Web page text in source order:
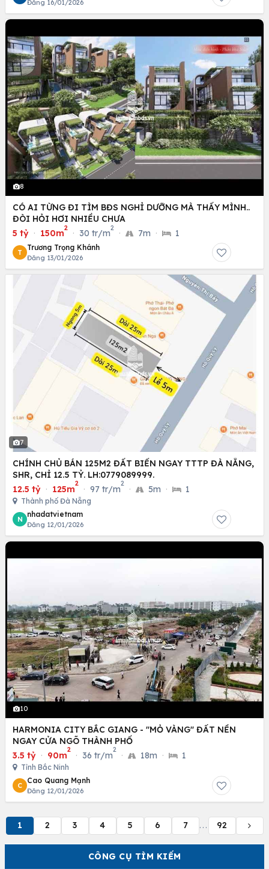
CÔNG CỤ TÌM KIẾM
Đăng 16/01/2026
8
CÓ AI TỪNG ĐI TÌM BĐS NGHỈ DƯỠNG MÀ THẤY MÌNH..
ĐÒI HỎI HƠI NHIỀU CHƯA
5 tỷ · 150m
2
· 30 tr/m
2
· 7m · 1
T
Trương Trọng Khánh
Đăng 13/01/2026
7
CHÍNH CHỦ BÁN 125M2 ĐẤT BIỂN NGAY TTTP ĐÀ NẴNG,
SHR, CHỈ 12.5 TỶ. LH:0779089999.
12.5 tỷ · 125m
2
· 97 tr/m
2
· 5m · 1
Thành phố Đà Nẵng
N
nhadatvietnam
Đăng 12/01/2026
10
HARMONIA CITY BẮC GIANG - "MỎ VÀNG" ĐẤT NỀN
NGAY CỬA NGÕ THÀNH PHỐ
3.5 tỷ · 90m
2
· 36 tr/m
2
· 18m · 1
Tỉnh Bắc Ninh
C
Cao Quang Mạnh
Đăng 12/01/2026
1 2 3 4 5 6 7 ... 92